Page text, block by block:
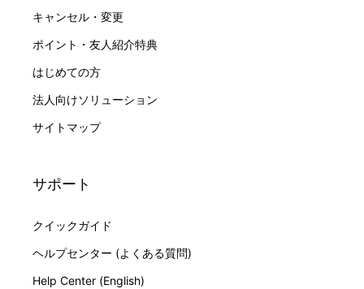
24時間
キャンセル・変更
ポイント・友人紹介特典
はじめての方
法人向けソリューション
サイトマップ
サポート
クイックガイド
ヘルプセンター (よくある質問)
Help Center (English)